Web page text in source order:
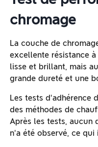
chromage
La couche de
excellente résistance
lisse et brillant, mais
grande dureté et une
Les tests d'adhérence
des méthodes de
Après les tests, aucun
n'a été observé, ce qui